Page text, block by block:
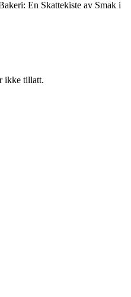
En Skattekiste av Smak i
ikke tillatt.